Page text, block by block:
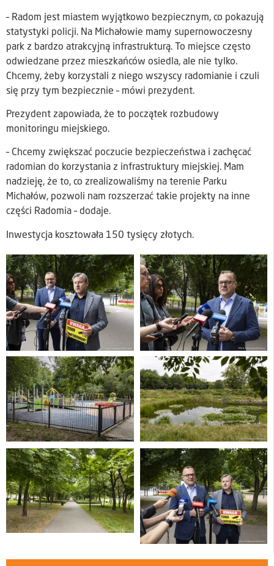
– Radom jest miastem wyjątkowo bezpiecznym, co pokazują
statystyki policji. Na Michałowie mamy supernowoczesny
park z bardzo atrakcyjną infrastrukturą. To miejsce często
odwiedzane przez mieszkańców osiedla, ale nie tylko.
Chcemy, żeby korzystali z niego wszyscy radomianie i czuli
się przy tym bezpiecznie – mówi prezydent.
Prezydent zapowiada, że to początek rozbudowy
monitoringu miejskiego.
– Chcemy zwiększać poczucie bezpieczeństwa i zachęcać
radomian do korzystania z infrastruktury miejskiej. Mam
nadzieję, że to, co zrealizowaliśmy na terenie Parku
Michałów, pozwoli nam rozszerzać takie projekty na inne
części Radomia – dodaje.
Inwestycja kosztowała 150 tysięcy złotych.